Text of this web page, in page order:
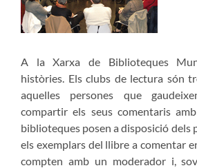
A la Xarxa de Biblioteques
històries. Els clubs de lectura són
aquelles persones que
compartir els seus comentaris
biblioteques posen a disposició dels
els exemplars del llibre a comentar
compten amb un moderador i,